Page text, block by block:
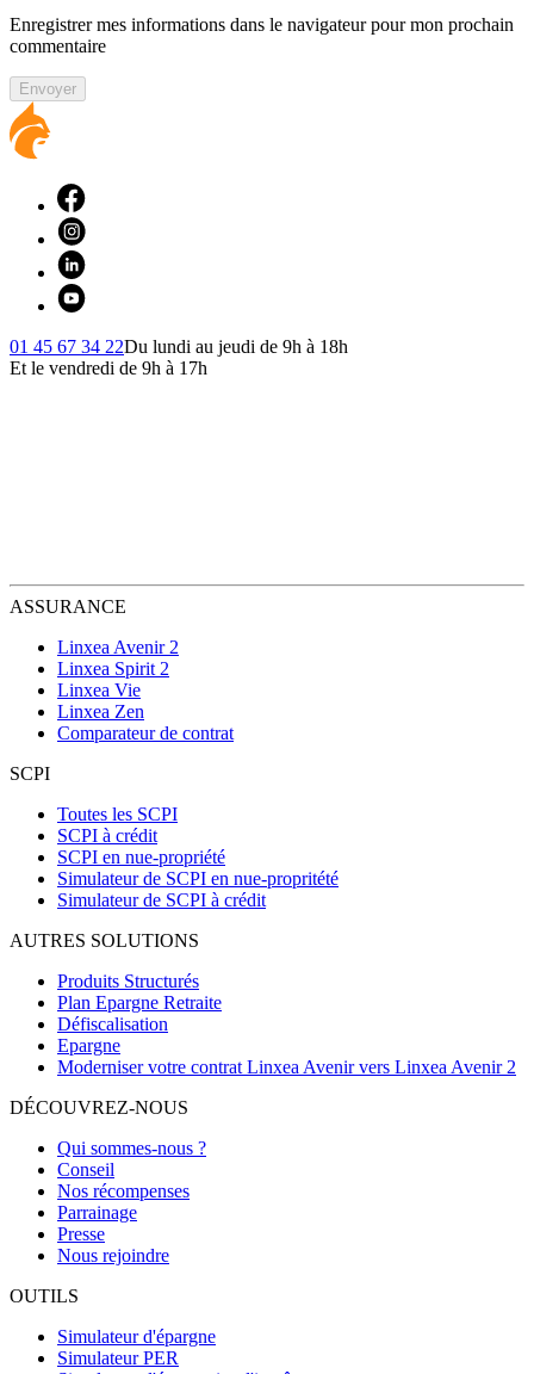
Enregistrer mes informations dans le navigateur pour mon prochain
commentaire
Envoyer
01 45 67 34 22Du lundi au jeudi de 9h à 18h
Et le vendredi de 9h à 17h
ASSURANCE
Linxea Avenir 2
Linxea Spirit 2
Linxea Vie
Linxea Zen
Comparateur de contrat
SCPI
Toutes les SCPI
SCPI à crédit
SCPI en nue-propriété
Simulateur de SCPI en nue-propritété
Simulateur de SCPI à crédit
AUTRES SOLUTIONS
Produits Structurés
Plan Epargne Retraite
Défiscalisation
Epargne
Moderniser votre contrat Linxea Avenir vers Linxea Avenir 2
DÉCOUVREZ-NOUS
Qui sommes-nous ?
Conseil
Nos récompenses
Parrainage
Presse
Nous rejoindre
OUTILS
Simulateur d'épargne
Simulateur PER